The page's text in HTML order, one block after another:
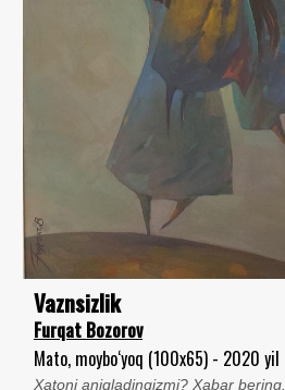
Vaznsizlik
Furqat Bozorov
Mato, moybo‘yoq (100x65) - 2020 yil
Xatoni aniqladingizmi? Xabar bering.